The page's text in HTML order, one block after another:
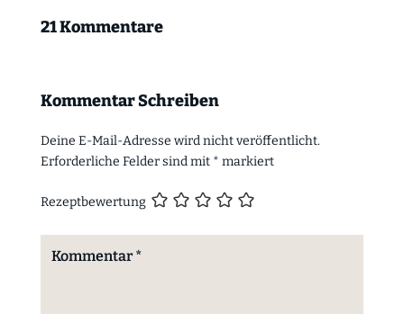
21 Kommentare
Kommentar Schreiben
Deine E-Mail-Adresse wird nicht veröffentlicht.
Erforderliche Felder sind mit * markiert
Rezeptbewertung